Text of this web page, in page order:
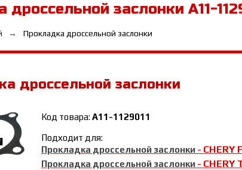
заслонки A11-
Прокладка дроссельной заслонки
дроссельной заслонки
Код товара:A11-1129011
Подходит для:
Прокладка дроссельной заслонки - CHERY
Прокладка дроссельной заслонки - CHERY